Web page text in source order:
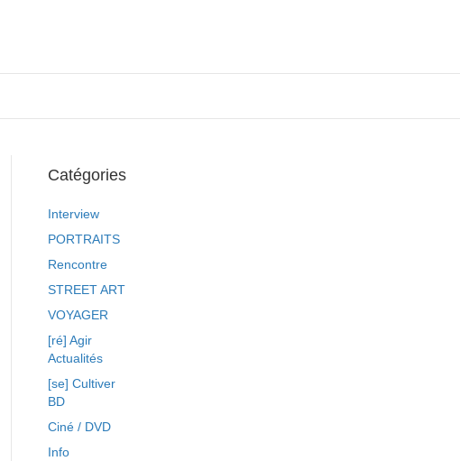
Catégories
Interview
PORTRAITS
Rencontre
STREET ART
VOYAGER
[ré] Agir
Actualités
[se] Cultiver
BD
Ciné / DVD
Info